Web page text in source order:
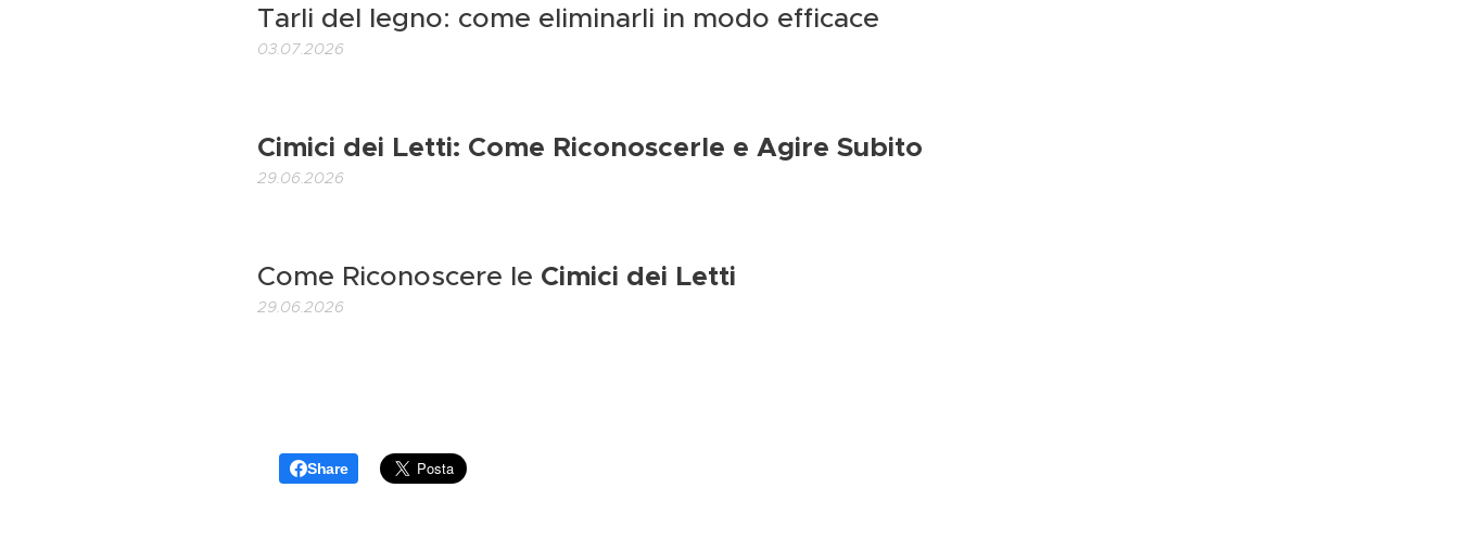
Tarli del legno: come eliminarli in modo efficace
03.07.2026
Cimici dei Letti: Come Riconoscerle e Agire Subito
29.06.2026
Come Riconoscere le Cimici dei Letti
29.06.2026
Share